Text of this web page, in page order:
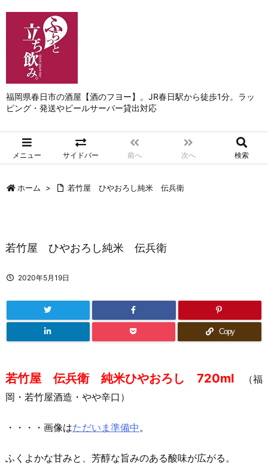
福岡県春日市の酒屋【酒のフヨー】。JR春日駅から徒歩1分。ラッ
ピング・発送やビールサーバー貸出対応
メニュー サイドバー 前へ 次へ 検索
ホーム > 若竹屋 ひやおろし純米 伝兵衛
若竹屋 ひやおろし純米 伝兵衛
2020年5月19日
Copy
若竹屋 伝兵衛 純米ひやおろし 720ml （福
岡・若竹屋酒造・やや辛口）
・・・・画像はただいま準備中 。
ふくよかな甘みと、芳醇な旨みのある酸味が広がる。